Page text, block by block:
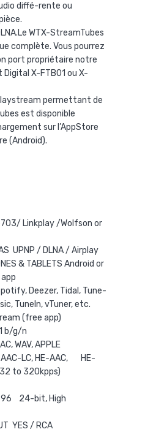
diffé-rente ou
WTX-StreamTubes
complète. Vous pourrez
port propriétaire notre
X-FTB01 ou X-
permettant de
est disponible
sur l’AppStore
(Android).
Linkplay /Wolfson or
UPNP / DLNA / Airplay
& TABLETS Android or
Deezer, Tidal, Tune-
TuneIn, vTuner, etc.
(free app)
b/g/n
WAV, APPLE
AAC-LC, HE-AAC, HE-
32 to 320kpps)
24-bit, High
YES / RCA